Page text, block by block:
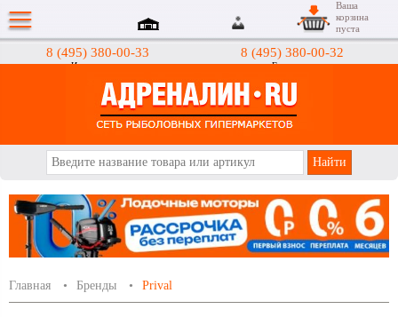
8 (495) 380-00-33
Интернет-магазин
8 (495) 380-00-32
Гипермаркеты
Ваша
корзина
пуста
Главная Бренды Prival